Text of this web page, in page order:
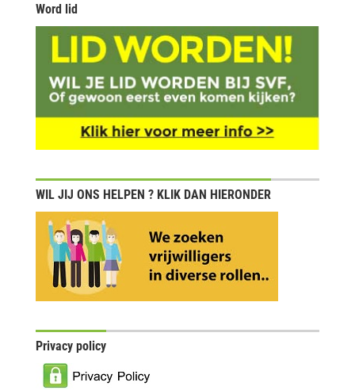
Word lid
WIL JIJ ONS HELPEN ? KLIK DAN HIERONDER
Privacy policy